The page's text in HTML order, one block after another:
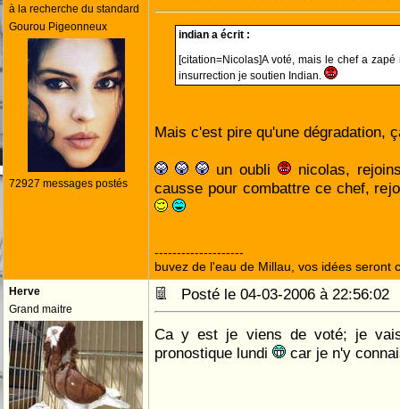
à la recherche du standard
Gourou Pigeonneux
72927 messages postés
indian a écrit :
[citation=Nicolas]A voté, mais le chef a
insurrection je soutien Indian.
Mais c'est pire qu'une dégradation,
un oubli
nicolas,
causse pour combattre ce chef,
--------------------
buvez de l'eau de Millau, vos idées seront
Herve
Grand maitre
Posté le 04-03-2006 à
Ca y est je viens de voté; je
pronostique lundi
car je n'y